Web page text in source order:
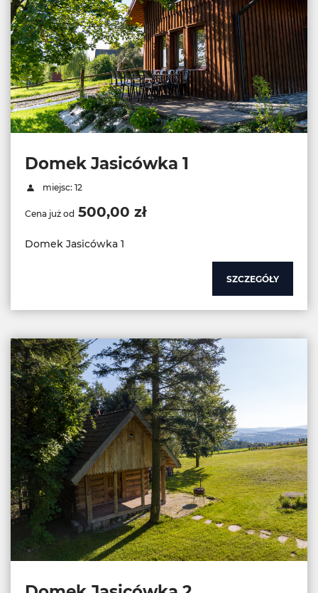
Domek Jasicówka 1
miejsc: 12
Cena już od 500,00 zł
Domek Jasicówka 1
SZCZEGÓŁY